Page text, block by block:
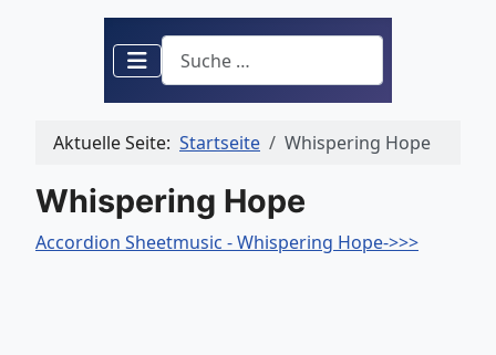
Suchen
Aktuelle Seite: Startseite Whispering Hope
Whispering Hope
Accordion Sheetmusic - Whispering Hope->>>